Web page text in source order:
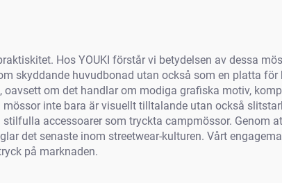
Hos YOUKI förstår vi betydelsen av dessa
skyddande huvudbonad utan också som en platta för
om det handlar om modiga grafiska motiv,
inte bara är visuellt tilltalande utan också
accessoarer som tryckta campmössor. Genom
det senaste inom streetwear-kulturen. Vårt
på marknaden.